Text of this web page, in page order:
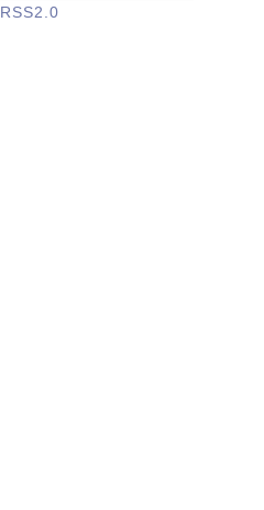
RSS2.0